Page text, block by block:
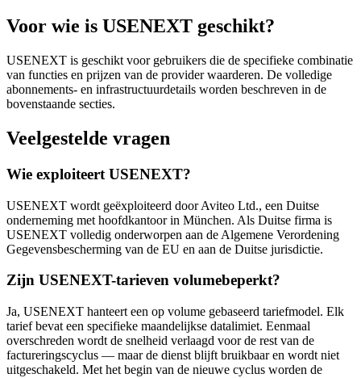
Voor wie is USENEXT geschikt?
USENEXT is geschikt voor gebruikers die de specifieke combinatie
van functies en prijzen van de provider waarderen. De volledige
abonnements- en infrastructuurdetails worden beschreven in de
bovenstaande secties.
Veelgestelde vragen
Wie exploiteert USENEXT?
USENEXT wordt geëxploiteerd door Aviteo Ltd., een Duitse
onderneming met hoofdkantoor in München. Als Duitse firma is
USENEXT volledig onderworpen aan de Algemene Verordening
Gegevensbescherming van de EU en aan de Duitse jurisdictie.
Zijn USENEXT-tarieven volumebeperkt?
Ja, USENEXT hanteert een op volume gebaseerd tariefmodel. Elk
tarief bevat een specifieke maandelijkse datalimiet. Eenmaal
overschreden wordt de snelheid verlaagd voor de rest van de
factureringscyclus — maar de dienst blijft bruikbaar en wordt niet
uitgeschakeld. Met het begin van de nieuwe cyclus worden de